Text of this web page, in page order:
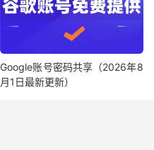
Google账号密码共享（2026年8
月1日最新更新）